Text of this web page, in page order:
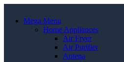
Mega Menu
Home Appliances
Air Fryer
Air Purifier
Antena